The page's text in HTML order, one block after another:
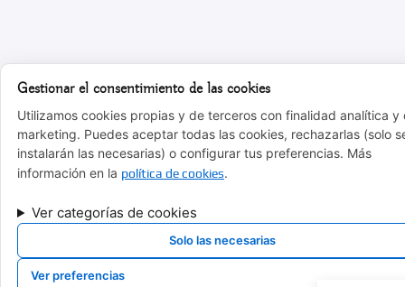
Gestionar el consentimiento de las cookies
Utilizamos cookies propias y de terceros con finalidad analítica y
marketing. Puedes aceptar todas las cookies, rechazarlas (solo
instalarán las necesarias) o configurar tus preferencias. Más
información en la política de cookies.
Ver categorías de cookies
Solo las necesarias
Ver preferencias